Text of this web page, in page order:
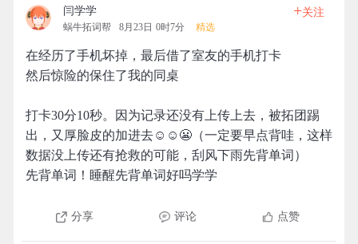
闫学学
蜗牛拓词帮 8月23日 0时7分 精选
+关注
在经历了手机坏掉，最后借了室友的手机打卡
然后惊险的保住了我的同桌
打卡30分10秒。因为记录还没有上传上去，被拓团踢
出，又厚脸皮的加进去☺️☺️😬（一定要早点背哇，这样
数据没上传还有抢救的可能，刮风下雨先背单词）
先背单词！睡醒先背单词好吗学学
分享 评论 点赞